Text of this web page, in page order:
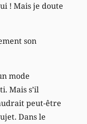
! Mais je doute
son
mode
Mais s’il
peut-être
Dans le